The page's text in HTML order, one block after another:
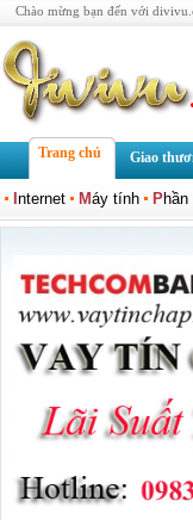
Chào mừng bạn đến với
Trang chủ Giao
nternet Máy tính Phần